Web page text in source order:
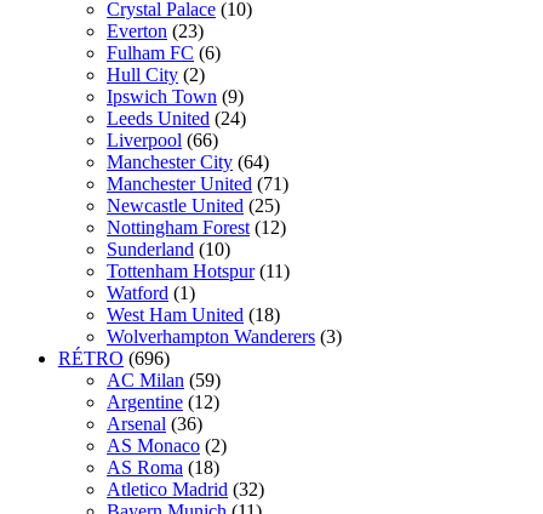
Crystal Palace (10)
Everton (23)
Fulham FC (6)
Hull City (2)
Ipswich Town (9)
Leeds United (24)
Liverpool (66)
Manchester City (64)
Manchester United (71)
Newcastle United (25)
Nottingham Forest (12)
Sunderland (10)
Tottenham Hotspur (11)
Watford (1)
West Ham United (18)
Wolverhampton Wanderers (3)
RÉTRO (696)
AC Milan (59)
Argentine (12)
Arsenal (36)
AS Monaco (2)
AS Roma (18)
Atletico Madrid (32)